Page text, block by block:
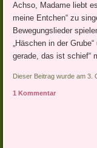
Achso, Madame liebt
meine Entchen“ zu
Bewegungslieder
„Häschen in der
gerade, das ist schief“
Dieser Beitrag wurde am 3.
1 Kommentar